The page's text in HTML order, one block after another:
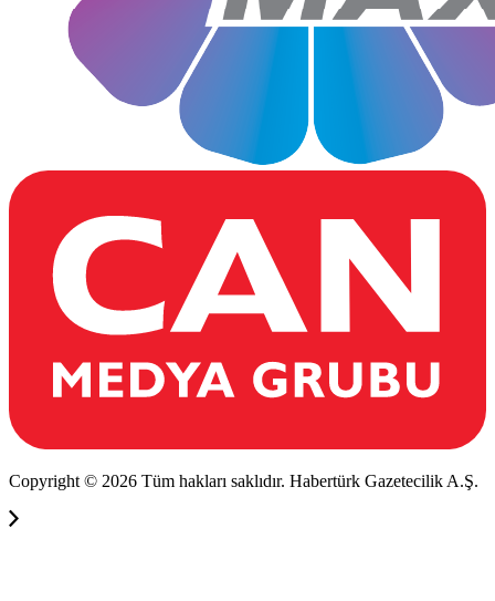
Copyright © 2026 Tüm hakları saklıdır. Habertürk Gazetecilik A.Ş.